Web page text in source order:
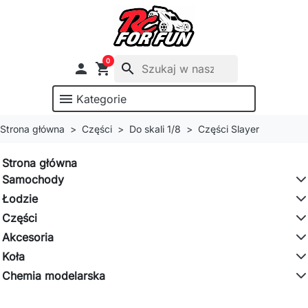
 shopping_cart
0
search
menu Kategorie
Strona główna Części Do skali 1/8 Części Slayer
Strona główna
Samochody
Łodzie
Części
Akcesoria
Koła
Chemia modelarska